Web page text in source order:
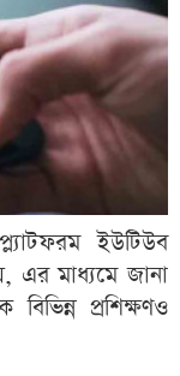
ইউটিউব
এর মাধ্যমে জানা
প্রশিক্ষণও